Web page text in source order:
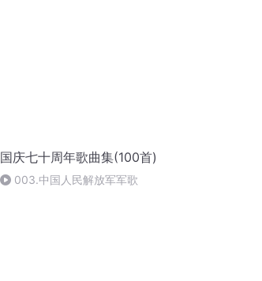
国庆七十周年歌曲集(100首)
003.中国人民解放军军歌